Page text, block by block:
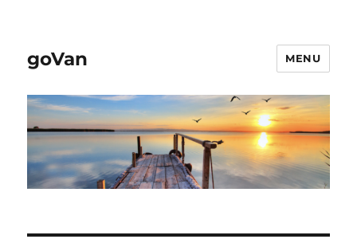
goVan MENU